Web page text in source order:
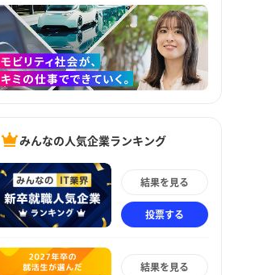
みんなの人気企業ランキング
結果を見る
投票する
結果を見る